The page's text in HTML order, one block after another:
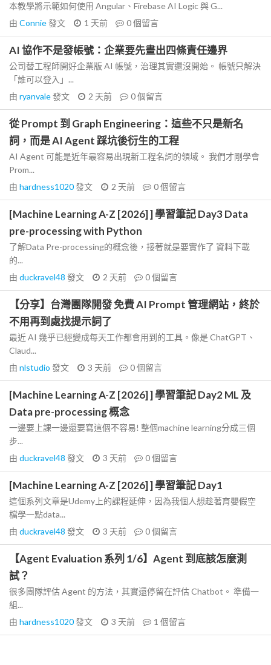
本教學將示範如何使用 Angular、Firebase AI Logic 與 G...
由 Connie發文 1 天前 0個留言
AI 協作不是發帳號：企業要先畫出四條責任邊界
公司替工程師開好企業版 AI 帳號，治理其實還沒開始。 帳號只解決
「誰可以登入」...
由 ryanvale發文 2 天前 0個留言
從 Prompt 到 Graph Engineering：這些不只是新名
詞，而是 AI Agent 踩坑後衍生的工程
AI Agent 可能是近年最容易出現新工程名詞的領域。 我們才剛學會
Prom...
由 hardness1020發文 2 天前 0個留言
[Machine Learning A-Z [2026] ] 學習筆記 Day3 Data
pre-processing with Python
了解Data Pre-processing的概念後，接著就是要實作了 資料下載
的...
由 duckravel48 發文 2 天前 0個留言
【分享】台灣團隊開發 免費 AI Prompt 管理網站，終於
不用再到處找提示詞了
最近 AI 幾乎已經變成每天工作都會用到的工具。像是 ChatGPT、
Claud...
由 nlstudio 發文 3 天前 0個留言
[Machine Learning A-Z [2026] ] 學習筆記 Day2 ML 及
Data pre-processing 概念
一邊要上課一邊還要寫這個不容易! 整個machine learning分成三個
步...
由 duckravel48 發文 3 天前 0個留言
[Machine Learning A-Z [2026] ] 學習筆記 Day1
這個系列文章是Udemy上的課程延伸，因為我個人想趁著育嬰假空
檔學一點data...
由 duckravel48 發文 3 天前 0個留言
【Agent Evaluation 系列 1/6】Agent 到底該怎麼測
試？
很多團隊評估 Agent 的方法，其實還停留在評估 Chatbot。 準備一
組...
由 hardness1020發文 3 天前 1 個留言